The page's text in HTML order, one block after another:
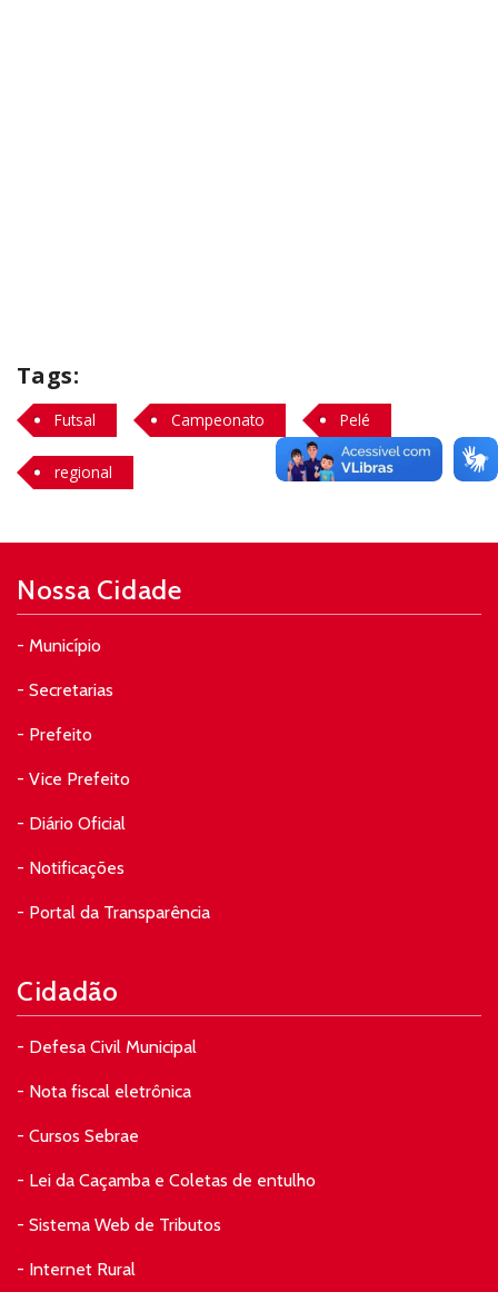
Tags:
Futsal Campeonato Pelé
regional
Nossa Cidade
- Município
- Secretarias
- Prefeito
- Vice Prefeito
- Diário Oficial
- Notificações
- Portal da Transparência
Cidadão
- Defesa Civil Municipal
- Nota fiscal eletrônica
- Cursos Sebrae
- Lei da Caçamba e Coletas de entulho
- Sistema Web de Tributos
- Internet Rural